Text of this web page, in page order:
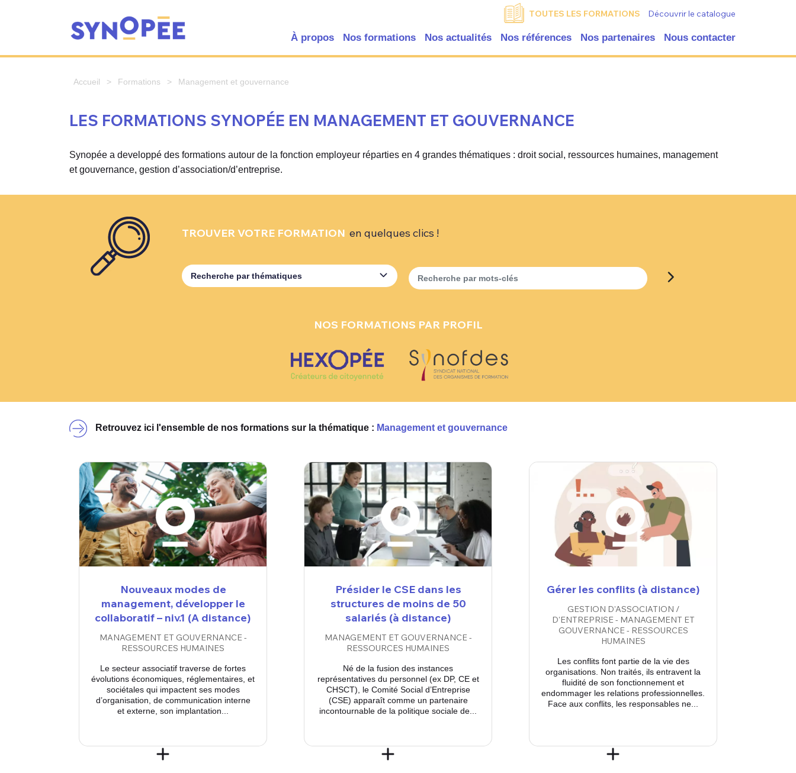
TOUTES LES FORMATIONS Découvrir le catalogue
À propos Nos formations Nos actualités Nos références Nos partenaires Nous contacter
Accueil > Formations > Management et gouvernance
LES FORMATIONS SYNOPÉE EN MANAGEMENT ET GOUVERNANCE
Synopée a developpé des formations autour de la fonction employeur réparties en 4 grandes thématiques : droit social, ressources humaines, management
et gouvernance, gestion d’association/d’entreprise.
TROUVER VOTRE FORMATION en quelques clics !
Recherche par thématiques Recherche par mots-clés
NOS FORMATIONS PAR PROFIL
Retrouvez ici l'ensemble de nos formations sur la thématique : Management et gouvernance
Nouveaux modes de
management, développer le
collaboratif – niv.1 (A distance)
MANAGEMENT ET GOUVERNANCE -
RESSOURCES HUMAINES
Le secteur associatif traverse de fortes
évolutions économiques, réglementaires, et
sociétales qui impactent ses modes
d’organisation, de communication interne
et externe, son implantation...
Présider le CSE dans les
structures de moins de 50
salariés (à distance)
MANAGEMENT ET GOUVERNANCE -
RESSOURCES HUMAINES
Né de la fusion des instances
représentatives du personnel (ex DP, CE et
CHSCT), le Comité Social d’Entreprise
(CSE) apparaît comme un partenaire
incontournable de la politique sociale de...
Gérer les conflits (à distance)
GESTION D'ASSOCIATION /
D'ENTREPRISE - MANAGEMENT ET
GOUVERNANCE - RESSOURCES
HUMAINES
Les conflits font partie de la vie des
organisations. Non traités, ils entravent la
fluidité de son fonctionnement et
endommager les relations professionnelles.
Face aux conflits, les responsables ne...